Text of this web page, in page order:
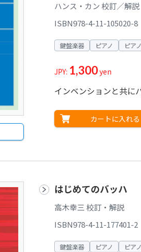
ハンス・カン 校訂／解説
ISBN978-4-11-105020-8
鍵盤楽器 ピアノ ピア
JPY: 1,300yen
インベンションと共に
カートに入れる
はじめてのバッハ
高木幸三 校訂・解説
ISBN978-4-11-177401-2
鍵盤楽器 ピアノ ピア